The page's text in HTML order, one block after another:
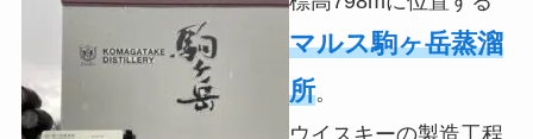
マルス駒ヶ岳蒸溜
所。